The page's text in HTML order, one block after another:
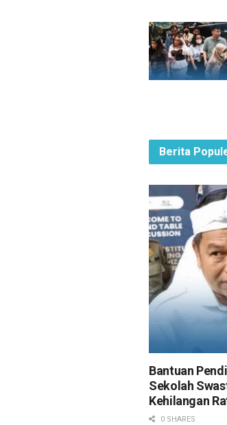
Berita
Bantuan
Sekolah
Kehilangan
0 SHARES